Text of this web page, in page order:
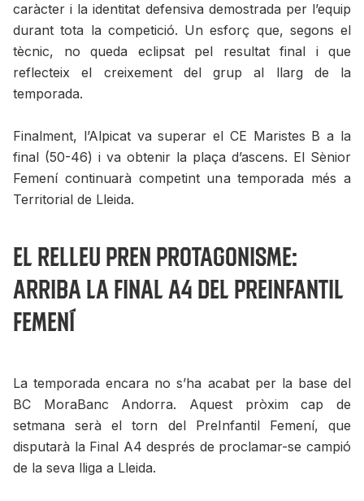
caràcter i la identitat defensiva demostrada per l’equip
durant tota la competició. Un esforç que, segons el
tècnic, no queda eclipsat pel resultat final i que
reflecteix el creixement del grup al llarg de la
temporada.
Finalment, l’Alpicat va superar el CE Maristes B a la
final (50-46) i va obtenir la plaça d’ascens. El Sènior
Femení continuarà competint una temporada més a
Territorial de Lleida.
El relleu pren protagonisme:
arriba la Final A4 del PreInfantil
Femení
La temporada encara no s’ha acabat per la base del
BC MoraBanc Andorra. Aquest pròxim cap de
setmana serà el torn del PreInfantil Femení, que
disputarà la Final A4 després de proclamar-se campió
de la seva lliga a Lleida.